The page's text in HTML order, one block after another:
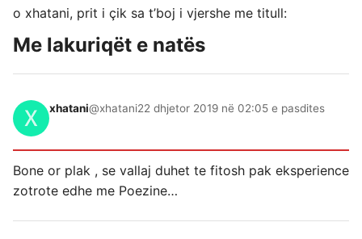
o xhatani, prit i çik sa t’boj i vjershe me titull:
Me lakuriqët e natës
xhatani@xhatani22 dhjetor 2019 në 02:05 e pasdites
Bone or plak , se vallaj duhet te fitosh pak eksperience
zotrote edhe me Poezine…